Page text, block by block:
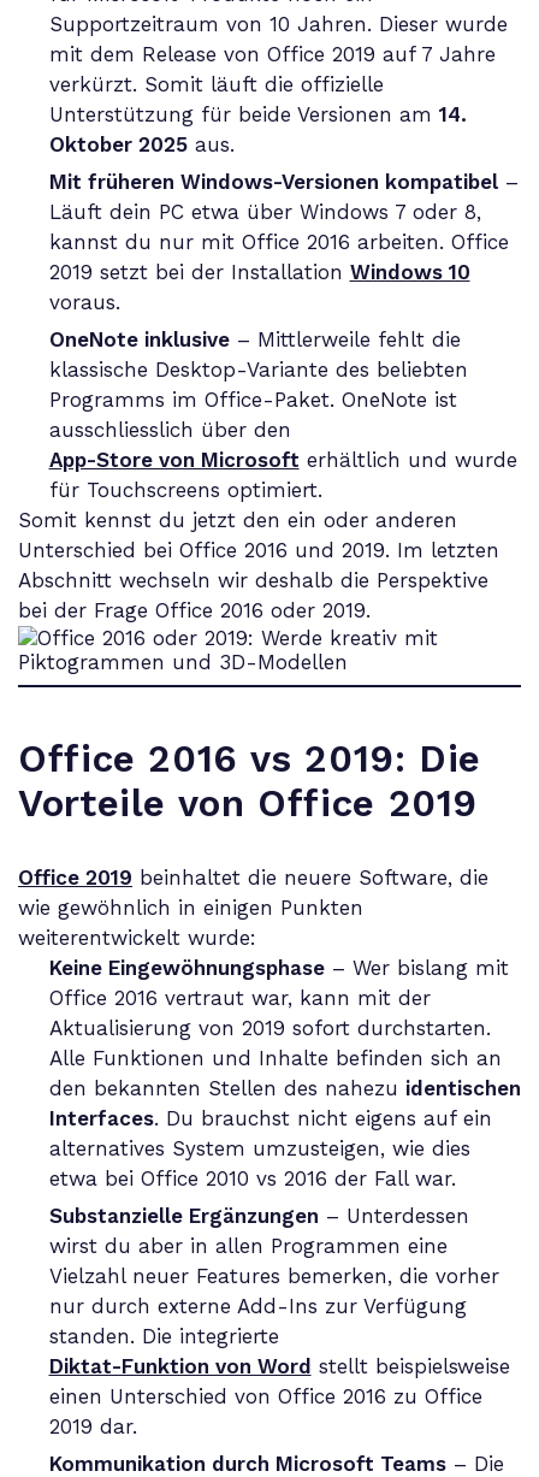
Supportzeitraum von 10 Jahren. Dieser wurde
mit dem Release von Office 2019 auf 7 Jahre
verkürzt. Somit läuft die offizielle
Unterstützung für beide Versionen am 14.
Oktober 2025aus.
Mit früheren Windows-Versionen kompatibel–
Läuft dein PC etwa über Windows 7 oder 8,
kannst du nur mit Office 2016 arbeiten. Office
2019 setzt bei der Installation Windows 10
voraus.
OneNote inklusive– Mittlerweile fehlt die
klassische Desktop-Variante des beliebten
Programms im Office-Paket. OneNote ist
ausschliesslich über den
App-Store von Microsoft erhältlich und wurde
für Touchscreens optimiert.
Somit kennst du jetzt den ein oder anderen
Unterschied bei Office 2016 und 2019. Im letzten
Abschnitt wechseln wir deshalb die Perspektive
bei der Frage Office 2016 oder 2019.
Office 2016 vs 2019: Die
Vorteile von Office 2019
Office 2019 beinhaltet die neuere Software, die
wie gewöhnlich in einigen Punkten
weiterentwickelt wurde:
Keine Eingewöhnungsphase– Wer bislang mit
Office 2016 vertraut war, kann mit der
Aktualisierung von 2019 sofort durchstarten.
Alle Funktionen und Inhalte befinden sich an
den bekannten Stellen des nahezu identischen
Interfaces. Du brauchst nicht eigens auf ein
alternatives System umzusteigen, wie dies
etwa bei Office 2010 vs 2016 der Fall war.
Substanzielle Ergänzungen – Unterdessen
wirst du aber in allen Programmen eine
Vielzahl neuer Features bemerken, die vorher
nur durch externe Add-Ins zur Verfügung
standen. Die integrierte
Diktat-Funktion von Word stellt beispielsweise
einen Unterschied von Office 2016 zu Office
2019 dar.
Kommunikation durch Microsoft Teams– Die